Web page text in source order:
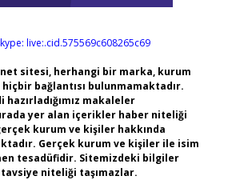
live:.cid.575569c608265c69
sitesi, herhangi bir marka, kurum
bağlantısı bulunmamaktadır.
hazırladığımız makaleler
yer alan içerikler haber niteliği
kurum ve kişiler hakkında
Gerçek kurum ve kişiler ile isim
tesadüfidir. Sitemizdeki bilgiler
niteliği taşımazlar.